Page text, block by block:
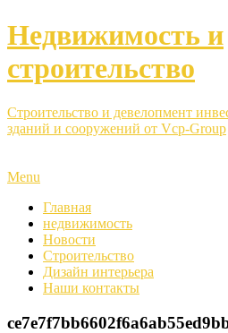
Недвижимость и
строительство
Строительство и девелопмент
зданий и сооружений от Vcp-Group
Menu
Главная
недвижимость
Новости
Строительство
Дизайн интерьера
Наши контакты